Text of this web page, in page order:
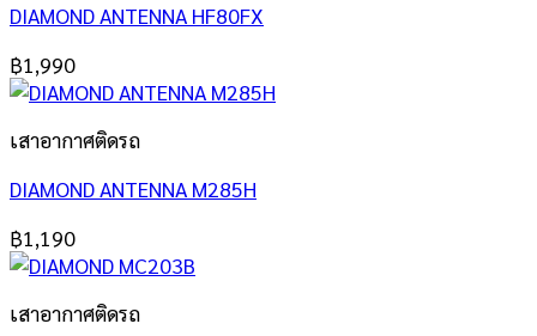
DIAMOND ANTENNA HF80FX
฿1,990
เสาอากาศติดรถ
DIAMOND ANTENNA M285H
฿1,190
เสาอากาศติดรถ